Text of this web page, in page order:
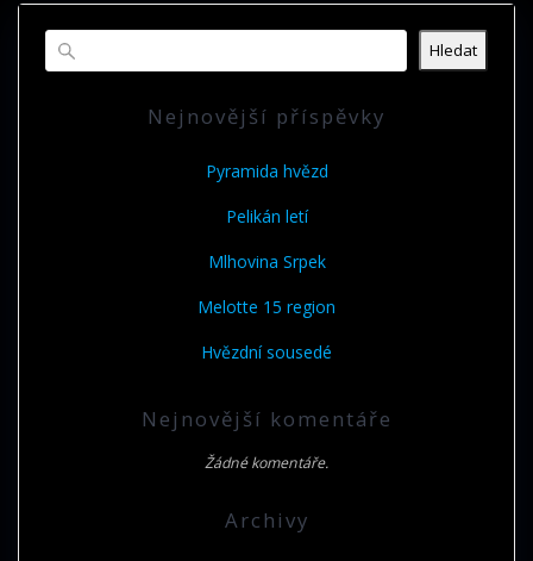
Hledat
Nejnovější příspěvky
Pyramida hvězd
Pelikán letí
Mlhovina Srpek
Melotte 15 region
Hvězdní sousedé
Nejnovější komentáře
Žádné komentáře.
Archivy